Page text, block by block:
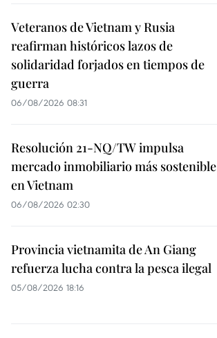
Veteranos de Vietnam y Rusia
reafirman históricos lazos de
solidaridad forjados en tiempos de
guerra
06/08/2026 08:31
Resolución 21-NQ/TW impulsa
mercado inmobiliario más sostenible
en Vietnam
06/08/2026 02:30
Provincia vietnamita de An Giang
refuerza lucha contra la pesca ilegal
05/08/2026 18:16